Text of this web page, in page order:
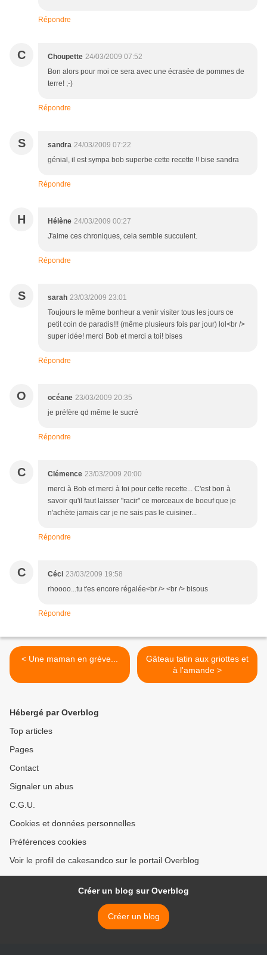
Répondre
C Choupette 24/03/2009 07:52
Bon alors pour moi ce sera avec une écrasée de pommes de
terre! ;-)
Répondre
S sandra 24/03/2009 07:22
génial, il est sympa bob superbe cette recette !! bise sandra
Répondre
H Hélène 24/03/2009 00:27
J'aime ces chroniques, cela semble succulent.
Répondre
S sarah 23/03/2009 23:01
Toujours le même bonheur a venir visiter tous les jours ce
petit coin de paradis!!! (même plusieurs fois par jour) lol<br />
super idée! merci Bob et merci a toi! bises
Répondre
O océane 23/03/2009 20:35
je préfère qd même le sucré
Répondre
C Clémence 23/03/2009 20:00
merci à Bob et merci à toi pour cette recette... C'est bon à
savoir qu'il faut laisser "racir" ce morceaux de boeuf que je
n'achète jamais car je ne sais pas le cuisiner...
Répondre
C Céci 23/03/2009 19:58
rhoooo...tu t'es encore régalée<br /> <br /> bisous
Répondre
< Une maman en grève...
Gâteau tatin aux griottes et
à l'amande >
Hébergé par Overblog
Top articles
Pages
Contact
Signaler un abus
C.G.U.
Cookies et données personnelles
Préférences cookies
Voir le profil de cakesandco sur le portail Overblog
Créer un blog sur Overblog
Créer un blog